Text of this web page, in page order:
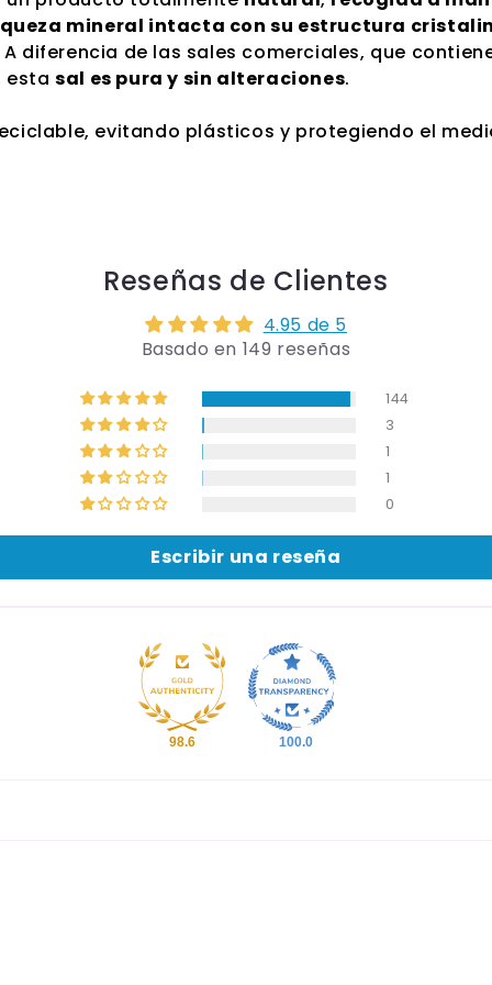
mineral intacta con su estructura
A diferencia de las sales comerciales, que
estasal es pura y sin alteraciones.
evitando plásticos y protegiendo el
Reseñas de Clientes
4.95 de 5
Basado en 149 reseñas
144
3
1
1
0
Escribir una reseña
98.6 100.0